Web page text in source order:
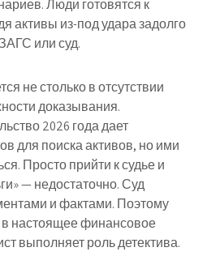
Люди готовятся к
активы из-под удара задолго
или суд.
не столько в отсутствии
доказывания.
2026 года дает
для поиска активов, но ими
Просто прийти к судье и
— недостаточно. Суд
и фактами. Поэтому
настоящее финансовое
выполняет роль детектива.